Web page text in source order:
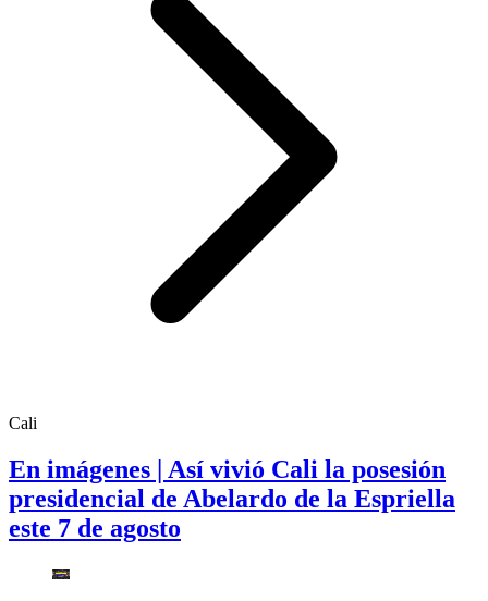
Cali
En imágenes | Así vivió Cali la posesión
presidencial de Abelardo de la Espriella
este 7 de agosto